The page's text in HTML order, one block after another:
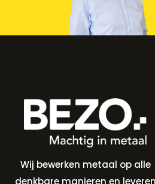
Wij bewerken metaal op alle
denkbare manieren en leveren